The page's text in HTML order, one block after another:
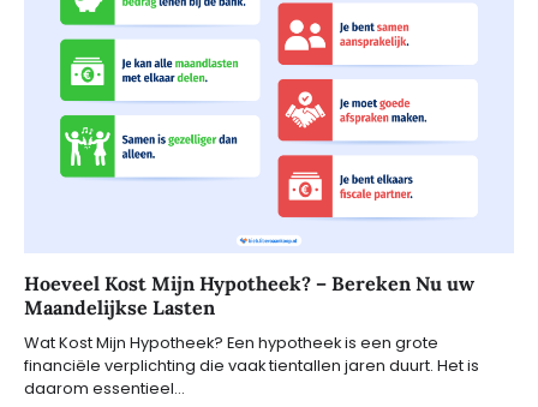
Hoeveel Kost Mijn Hypotheek? – Bereken Nu uw
Maandelijkse Lasten
Wat Kost Mijn Hypotheek? Een hypotheek is een grote
financiële verplichting die vaak tientallen jaren duurt. Het is
daarom essentieel…